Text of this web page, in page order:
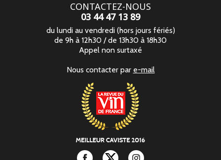
CONTACTEZ-NOUS
03 44 47 13 89
du lundi au vendredi (hors jours fériés)
de 9h à 12h30 / de 13h30 à 18h30
Appel non surtaxé
Nous contacter par e-mail
Facebook Twitter